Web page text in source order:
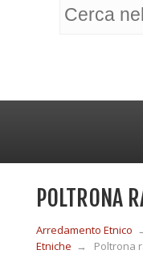
MOBILI IN LEGNO
POLTRONA
Arredamento Etnico
Etniche → Poltrona